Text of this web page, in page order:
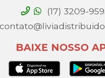
(17) 3209-
BAIXE NOSSO